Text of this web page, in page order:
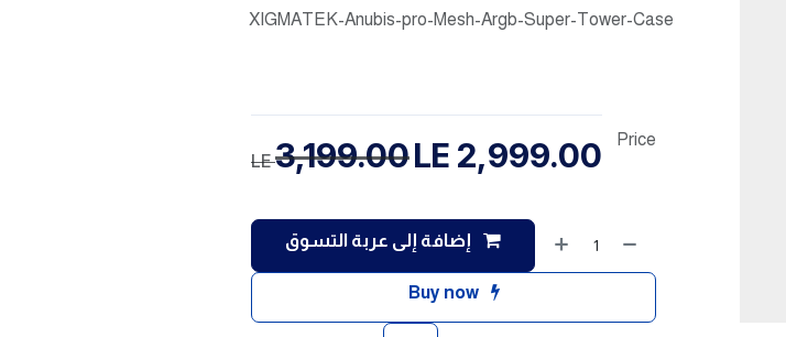
XIGMATEK-Anubis-pro-Mesh-Argb-Super-Tower-Case
إضافة إلى عربة التسوق
Buy now
Price
2,999.00
3,199.00
LE